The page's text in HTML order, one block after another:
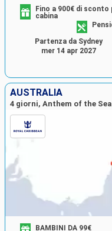
Fino a 900€ di sconto
cabina
Partenza da Sydney
mer 14 apr 2027
AUSTRALIA
4 giorni, Anthem of the
BAMBINI DA 99€